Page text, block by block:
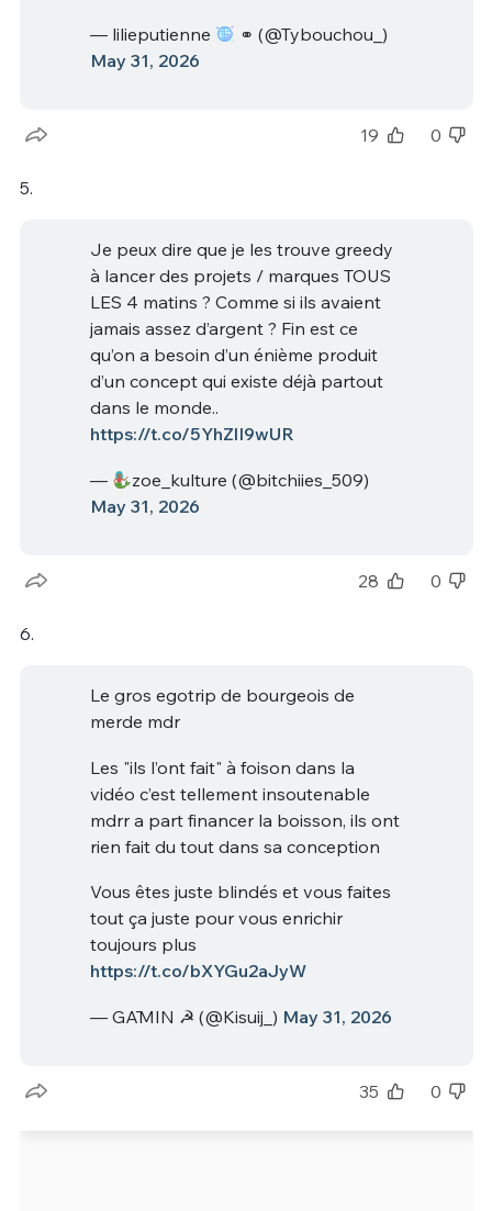
— lilieputienne
⚭ (@Tybouchou_)
May 31, 2026
19 0
5.
Je peux dire que je les trouve greedy
à lancer des projets / marques TOUS
LES 4 matins ? Comme si ils avaient
jamais assez d’argent ? Fin est ce
qu’on a besoin d’un énième produit
d’un concept qui existe déjà partout
dans le monde..
https://t.co/5YhZlI9wUR
—
zoe_kulture (@bitchiies_509)
May 31, 2026
28 0
6.
Le gros egotrip de bourgeois de
merde mdr
Les "ils l’ont fait" à foison dans la
vidéo c’est tellement insoutenable
mdrr a part financer la boisson, ils ont
rien fait du tout dans sa conception
Vous êtes juste blindés et vous faites
tout ça juste pour vous enrichir
toujours plus
https://t.co/bXYGu2aJyW
— GĀMIN ☭ (@Kisuij_) May 31, 2026
35 0